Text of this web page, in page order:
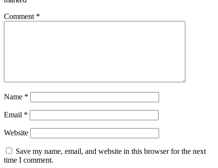
Comment *
Name *
Email *
Website
Save my name, email, and website in this browser for the next
time I comment.